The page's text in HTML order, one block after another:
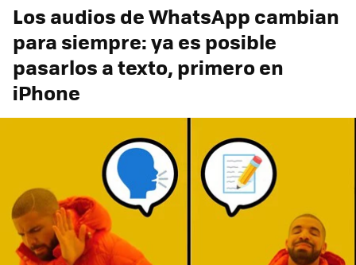
Los audios de WhatsApp cambian
para siempre: ya es posible
pasarlos a texto, primero en
iPhone